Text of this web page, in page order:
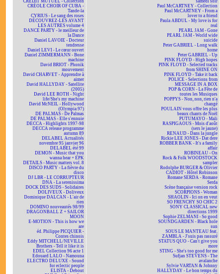
CRÉDIT MUTUEL - Collection
CRÉOLE CHOIR OF CUBA -
Tande-la
CYRIUS - Le sang des roses
DÉCOUVREZ-LES AVANT
LES AUTRES volume 4
DANCE PARTY - le meilleur de
la Dance
Daniel LAVOIE - Docteur
tendresse
Daniel LEVI - Le cœur ouvert
Daniel ZIMMERMANN - Bone
machine
David BRIOT - Phonik
mouvement
David CHARVET - Apprendre à
aimer
David HALLYDAY - Satellite
(2005)
David LEE ROTH - Night
life/She's my machine
David McNEIL - Hollywood
(Olympia 97)
DE PALMAS - De Palmas
DE PALMAS - Elle s'ennuie
DECCA - Highlights 1997-98
DECCA release programme
autumn 89
DELABEL Actualités
novembre 95 janvier 96
DELABEL été 99
DEMON - Music that you
wanna hear + EPK
DETAILS - Music matters vol. 8
DISCO PARTY - La fièvre du
disco
DJ LBR - LE CORRUPTEUR
DNA - La serenissima
DOCK DES SUDS - Solidaires
DOLIVEUX - Doliveux
Dominique DALCAN - L'air de
rien
DOMINO nouveautés 98/99
DRAGONBALL Z + SAILOR
MOON
E-MOTION - This is how we
are
éd. Philippe PICQUIER -
Contes chinois
Eddy MITCHELL/NEVILLE
Brothers - Tell it like it is
EDEL Collection 96 acte 1
Edouard LALO - Namouna
ELECTRO DELUXE - Sound
for eclectic people
ELISTA - Debout
samedi soir
Paul McCARTNEY - Collection
Paul McCARTNEY - From a
lover to a friend
Paula ABDUL - My love is for
real
PEARL JAM - Gone
PEARL JAM - World wide
suicide
Peter GABRIEL - Long walk
home
Peter GABRIEL - Up
PINK FLOYD - High hopes
PINK FLOYD - Selected tracks
from SHINE ON
PINK FLOYD - Take it back
POLICE - Selections from
MESSAGE IN A BOX
POP & CORN - La Fête de
toutes les Musiques
POPPYS - Non, non, rien n'a
changé
POULAIN vous offre les plus
beaux chants de Noël
PUTUMAYO - Mali
RASPIGAOUS - Mois d'août
(sers le jaune)
RENAUD - Dans la jungle
Rickie LEE JONES - Dat dere
ROBBER BANK - It's a family
affair
ROBINEAU - On
Rock & Folk WOODSTOCK
sampler
Rodolphe BURGER & Olivier
CADIOT - Hôtel Robinson
Romane SERDA - Romane
Serda
Scène française version rock
SCORPIONS - Woman
SHAOLIN - Ici on en veut
SO FRENCHY SO CHIC 2
SONY CLASSICAL new
directions 1999
Sophie ZELMANI - So good
SOUNDGARDEN - Black hole
sun
SOUS LE MANTEAU feat.
ZAMBLA - J'suis pas rassuré
STATUS QUO - Can't give you
more
STING - She's too good for me
Sufjan STEVENS - The
avalanche
Sylvie VARTAN & Johnny
HALLYDAY - Le bon temps du